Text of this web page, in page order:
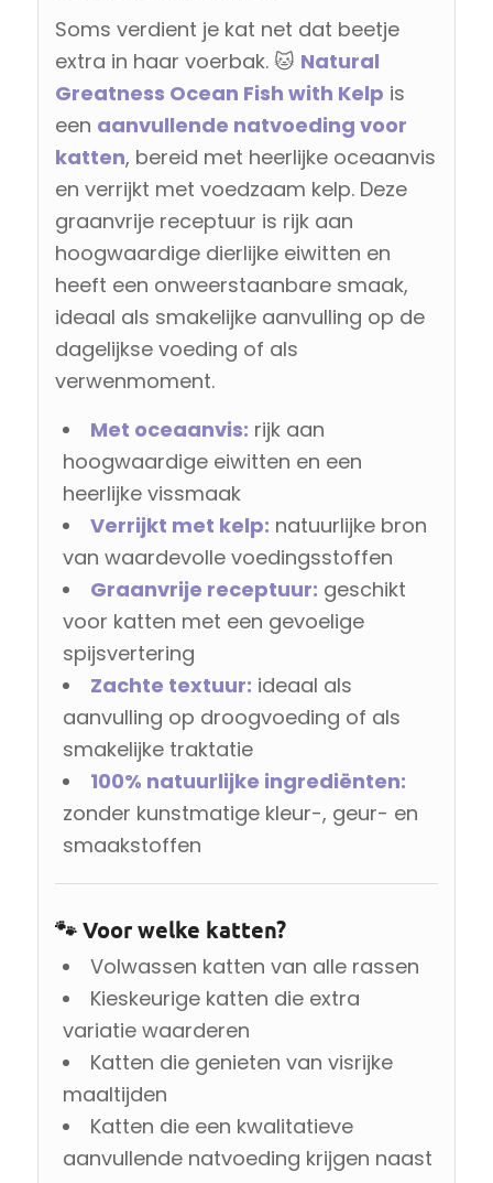
Soms verdient je kat net dat beetje
extra in haar voerbak. 🐱 Natural
Greatness Ocean Fish with Kelp is
een aanvullende natvoeding voor
katten, bereid met heerlijke oceaanvis
en verrijkt met voedzaam kelp. Deze
graanvrije receptuur is rijk aan
hoogwaardige dierlijke eiwitten en
heeft een onweerstaanbare smaak,
ideaal als smakelijke aanvulling op de
dagelijkse voeding of als
verwenmoment.
Met oceaanvis: rijk aan
hoogwaardige eiwitten en een
heerlijke vissmaak
Verrijkt met kelp: natuurlijke bron
van waardevolle voedingsstoffen
Graanvrije receptuur: geschikt
voor katten met een gevoelige
spijsvertering
Zachte textuur: ideaal als
aanvulling op droogvoeding of als
smakelijke traktatie
100% natuurlijke ingrediënten:
zonder kunstmatige kleur-, geur- en
smaakstoffen
🐾 Voor welke katten?
Volwassen katten van alle rassen
Kieskeurige katten die extra
variatie waarderen
Katten die genieten van visrijke
maaltijden
Katten die een kwalitatieve
aanvullende natvoeding krijgen naast